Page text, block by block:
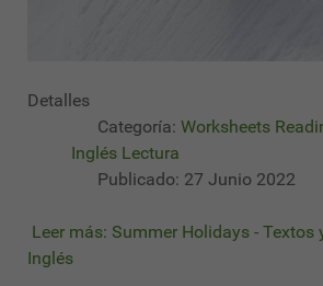
Detalles
Categoría: Worksheets
Inglés Lectura
Publicado: 27 Junio 2022
Leer más: Summer Holidays - Textos
Inglés